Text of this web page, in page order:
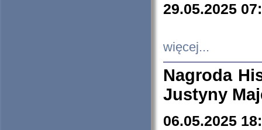
29.05.2025
więcej...
Nagroda
Justyny
06.05.2025